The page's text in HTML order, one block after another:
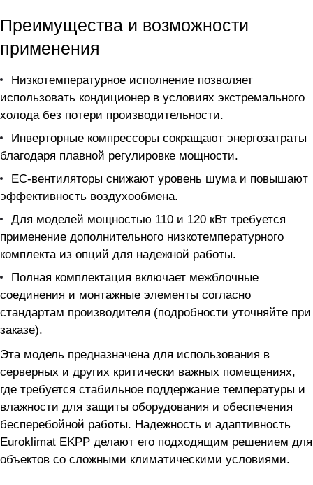
Преимущества и возможности
применения
Низкотемпературное исполнение позволяет
использовать кондиционер в условиях экстремального
холода без потери производительности.
Инверторные компрессоры сокращают энергозатраты
благодаря плавной регулировке мощности.
EC-вентиляторы снижают уровень шума и повышают
эффективность воздухообмена.
Для моделей мощностью 110 и 120 кВт требуется
применение дополнительного низкотемпературного
комплекта из опций для надежной работы.
Полная комплектация включает межблочные
соединения и монтажные элементы согласно
стандартам производителя (подробности уточняйте при
заказе).
Эта модель предназначена для использования в
серверных и других критически важных помещениях,
где требуется стабильное поддержание температуры и
влажности для защиты оборудования и обеспечения
бесперебойной работы. Надежность и адаптивность
Euroklimat EKPP делают его подходящим решением для
объектов со сложными климатическими условиями.